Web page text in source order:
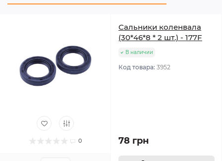
0
Сальники коленвала
(30*46*8 * 2 шт.) - 177F
В наличии
Код товара: 3952
78 грн